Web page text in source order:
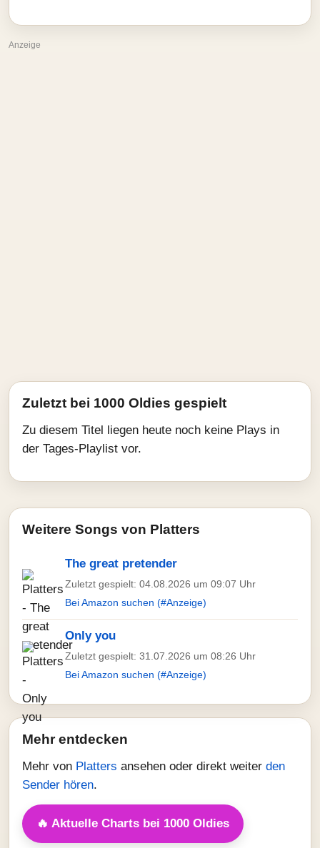
Anzeige
Zuletzt bei 1000 Oldies gespielt
Zu diesem Titel liegen heute noch keine Plays in
der Tages-Playlist vor.
Weitere Songs von Platters
The great pretender
Zuletzt gespielt: 04.08.2026 um 09:07 Uhr
Bei Amazon suchen (#Anzeige)
Only you
Zuletzt gespielt: 31.07.2026 um 08:26 Uhr
Bei Amazon suchen (#Anzeige)
Mehr entdecken
Mehr von Platters ansehen oder direkt weiter den
Sender hören.
🔥 Aktuelle Charts bei 1000 Oldies